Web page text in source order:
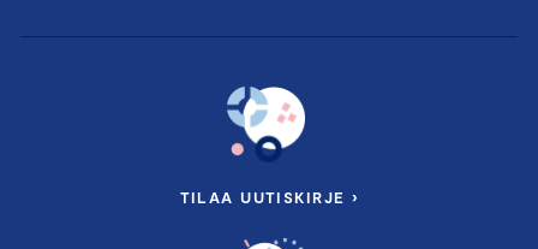
TILAA UUTISKIRJE ›